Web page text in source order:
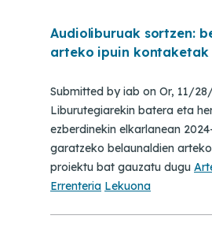
Audioliburuak sortzen:
arteko ipuin kontaketak
Submitted byiab on Or, 11/
Liburutegiarekin batera eta
ezberdinekin elkarlanean
garatzeko belaunaldien
proiektu bat gauzatu dugu
Errenteria Lekuona